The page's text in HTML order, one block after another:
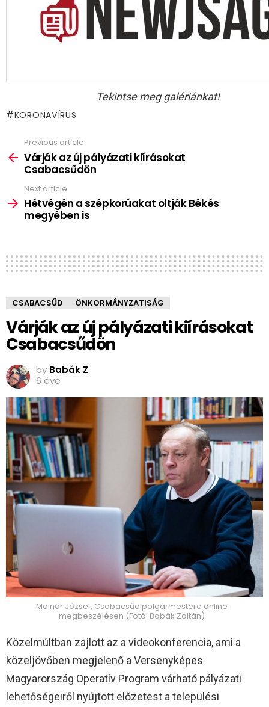
Tekintse meg galériánkat!
KORONAVÍRUS
more
Previous article
Várják az új pályázati kiírásokat
Csabacsűdön
Next article
Hétvégén a szépkorúakat oltják Békés
megyében is
CSABACSŰD ÖNKORMÁNYZATISÁG
Várják az új pályázati kiírásokat
Csabacsűdön
by Babák Z
6 éve
Molnár József, Csabacsűd polgármestere online
megbeszélésen (Fotó: Babák Zoltán)
Közelmúltban zajlott az a videokonferencia, ami a
közeljövőben megjelenő a Versenyképes
Magyarország Operatív Program várható pályázati
lehetőségeiről nyújtott előzetest a települési